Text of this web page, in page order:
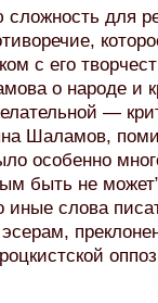
сложность для
с его
о народе и
—
Шаламов,
особенно
быть не
иные слова